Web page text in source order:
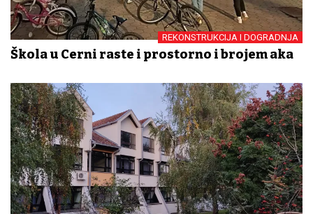
REKONSTRUKCIJA I DOGRADNJA
Škola u Cerni raste i prostorno i brojem đaka